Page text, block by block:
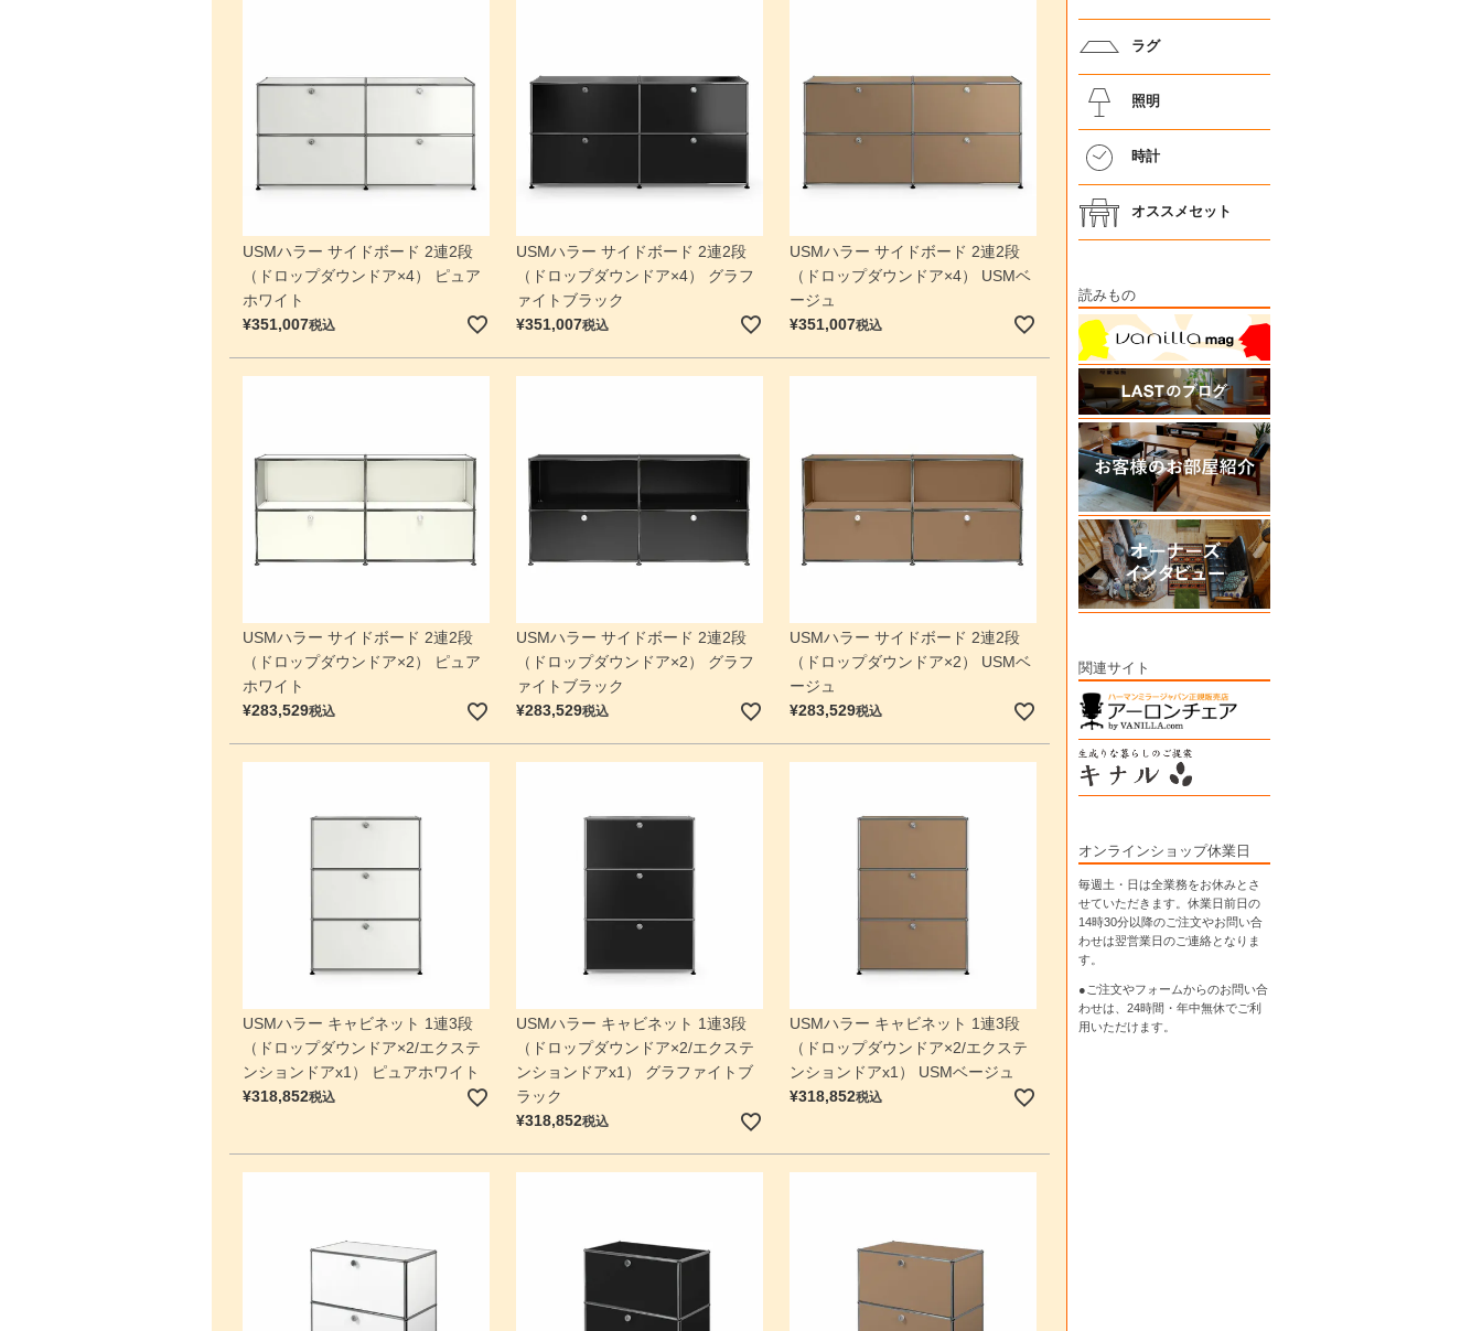
USMハラー サイドボード 2連2段
（ドロップダウンドア×4） ピュア
ホワイト
¥351,007税込
USMハラー サイドボード 2連2段
（ドロップダウンドア×4） グラフ
ァイトブラック
¥351,007税込
USMハラー サイドボード 2連2段
（ドロップダウンドア×4） USMベ
ージュ
¥351,007税込
USMハラー サイドボード 2連2段
（ドロップダウンドア×2） ピュア
ホワイト
¥283,529税込
USMハラー サイドボード 2連2段
（ドロップダウンドア×2） グラフ
ァイトブラック
¥283,529税込
USMハラー サイドボード 2連2段
（ドロップダウンドア×2） USMベ
ージュ
¥283,529税込
USMハラー キャビネット 1連3段
（ドロップダウンドア×2/エクステ
ンションドアx1） ピュアホワイト
¥318,852税込
USMハラー キャビネット 1連3段
（ドロップダウンドア×2/エクステ
ンションドアx1） グラファイトブ
ラック
¥318,852税込
USMハラー キャビネット 1連3段
（ドロップダウンドア×2/エクステ
ンションドアx1） USMベージュ
¥318,852税込
ラグ
照明
時計
オススメセット
読みもの
関連サイト
オンラインショップ休業日
毎週土・日は全業務をお休みとさ
せていただきます。休業日前日の
14時30分以降のご注文やお問い合
わせは翌営業日のご連絡となりま
す。
●ご注文やフォームからのお問い合
わせは、 24時間・年中無休でご利
用いただけます。